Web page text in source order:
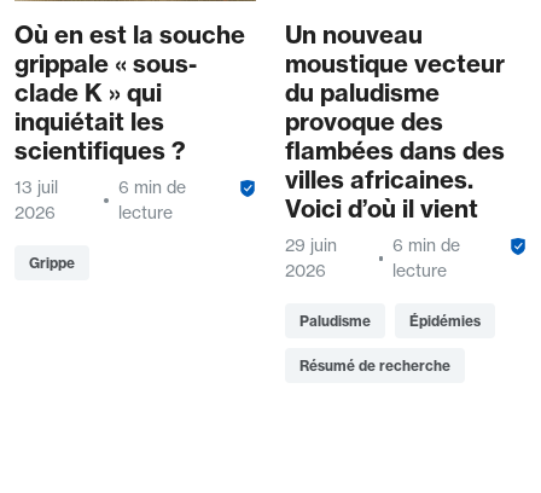
Où en est la souche
grippale « sous-
clade K » qui
inquiétait les
scientifiques ?
13 juil
2026
6 min de
lecture
Grippe
Un nouveau
moustique vecteur
du paludisme
provoque des
flambées dans des
villes africaines.
Voici d’où il vient
29 juin
2026
6 min de
lecture
Paludisme Épidémies
Résumé de recherche